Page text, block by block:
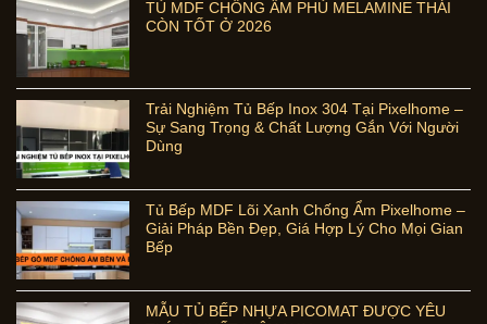
TỦ MDF CHỐNG ẨM PHỦ MELAMINE THÁI
CÒN TỐT Ở 2026
Trải Nghiệm Tủ Bếp Inox 304 Tại Pixelhome –
Sự Sang Trọng & Chất Lượng Gắn Với Người
Dùng
Tủ Bếp MDF Lõi Xanh Chống Ẩm Pixelhome –
Giải Pháp Bền Đẹp, Giá Hợp Lý Cho Mọi Gian
Bếp
MẪU TỦ BẾP NHỰA PICOMAT ĐƯỢC YÊU